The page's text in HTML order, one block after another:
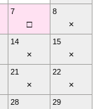
7
□
8
×
14
×
15
×
21
×
22
×
28 29